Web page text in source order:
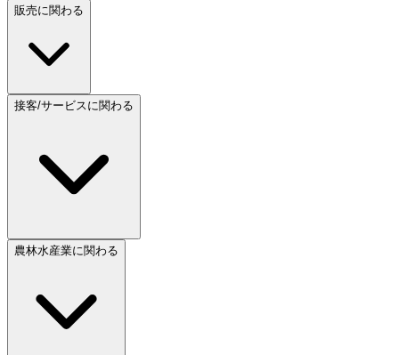
販売に関わる
接客/サービスに関わる
農林水産業に関わる